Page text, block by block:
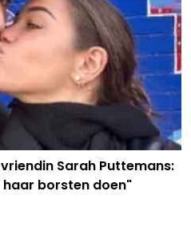
Sarah Puttemans:
haar borsten doen"